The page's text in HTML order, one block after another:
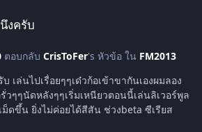
งครับ
ตอบกลับ CrisToFer's หัวข้อ ใน FM2013
เล่นไปเรื่อยๆๆเด๋วก้อเข้าขากันเองผมลอง
วๆๆนัดหลังๆๆเริ่มเหนียวตอนนี้เล่นลิเวอร์พูล
น ยิ่งไม่ค่อยได้สีสัน ช่วงbeta ซีเรียส